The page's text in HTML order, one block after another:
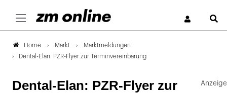
Home Markt
Marktmeldungen
Dental-Elan: PZR-Flyer zur Terminvereinbarung
Dental-Elan: PZR-Flyer zur